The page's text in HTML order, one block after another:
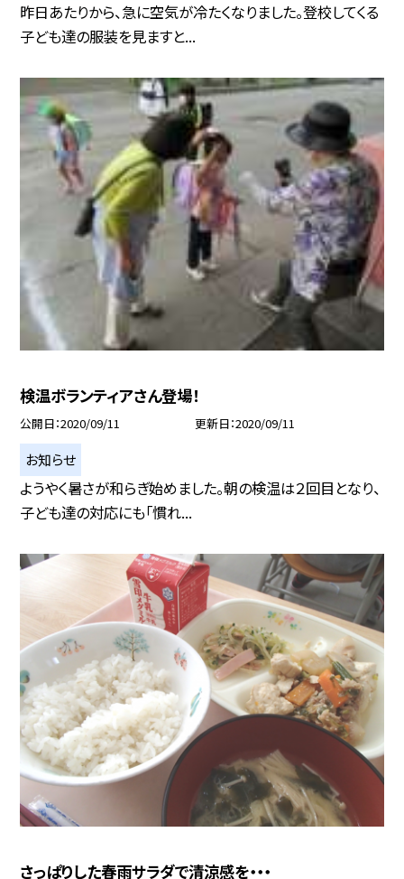
昨日あたりから、急に空気が冷たくなりました。登校してくる
子ども達の服装を見ますと...
検温ボランティアさん登場！
公開日 2020/09/11 更新日 2020/09/11
お知らせ
ようやく暑さが和らぎ始めました。朝の検温は２回目となり、
子ども達の対応にも「慣れ...
さっぱりした春雨サラダで清涼感を・・・